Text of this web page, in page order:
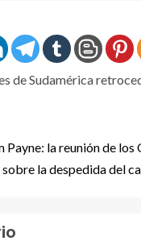
de Sudamérica
Payne: la reunión de
la despedida del